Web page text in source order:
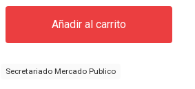
original
era:
actual
Añadir al carrito
Secretariado Mercado Publico